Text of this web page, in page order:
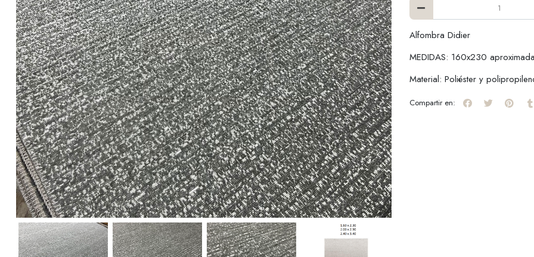
Alfombra Didier
MEDIDAS: 160x230
Material: Poliéster y
Compartir en: